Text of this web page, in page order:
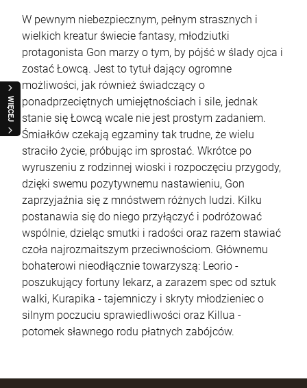
WIĘCEJ
W pewnym niebezpiecznym, pełnym strasznych i
wielkich kreatur świecie fantasy, młodziutki
protagonista Gon marzy o tym, by pójść w ślady ojca i
zostać Łowcą. Jest to tytuł dający ogromne
możliwości, jak również świadczący o
ponadprzeciętnych umiejętnościach i sile, jednak
stanie się Łowcą wcale nie jest prostym zadaniem.
Śmiałków czekają egzaminy tak trudne, że wielu
straciło życie, próbując im sprostać. Wkrótce po
wyruszeniu z rodzinnej wioski i rozpoczęciu przygody,
dzięki swemu pozytywnemu nastawieniu, Gon
zaprzyjaźnia się z mnóstwem różnych ludzi. Kilku
postanawia się do niego przyłączyć i podróżować
wspólnie, dzieląc smutki i radości oraz razem stawiać
czoła najrozmaitszym przeciwnościom. Głównemu
bohaterowi nieodłącznie towarzyszą: Leorio -
poszukujący fortuny lekarz, a zarazem spec od sztuk
walki, Kurapika - tajemniczy i skryty młodzieniec o
silnym poczuciu sprawiedliwości oraz Killua -
potomek sławnego rodu płatnych zabójców.